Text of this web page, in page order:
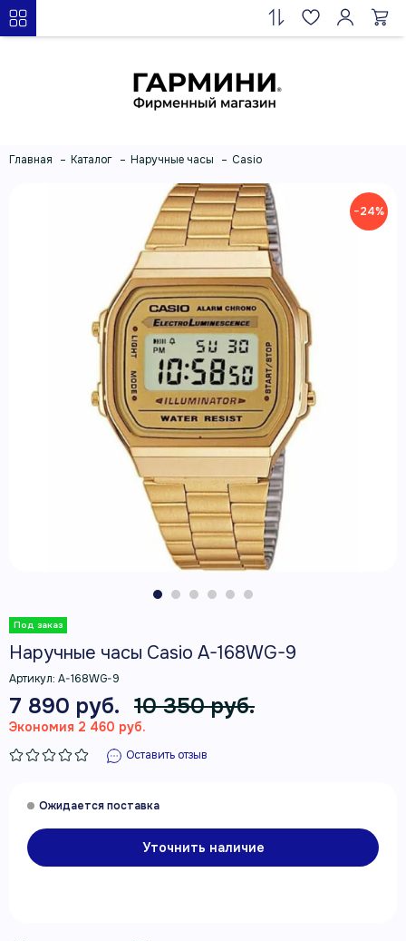
Главная Каталог Наручные часы Casio
−24%
Наручные часы Casio A-168WG-9
Артикул: A-168WG-9
7 890 руб. 10 350 руб.
Экономия 2 460 руб.
Оставить отзыв
Уточнить наличие